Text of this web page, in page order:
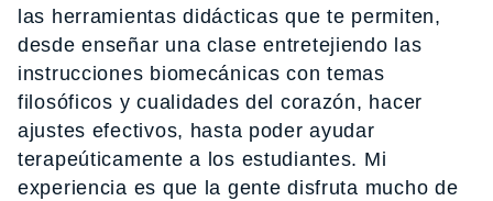
las herramientas didácticas que te permiten,
desde enseñar una clase entretejiendo las
instrucciones biomecánicas con temas
filosóficos y cualidades del corazón, hacer
ajustes efectivos, hasta poder ayudar
terapeúticamente a los estudiantes. Mi
experiencia es que la gente disfruta mucho de